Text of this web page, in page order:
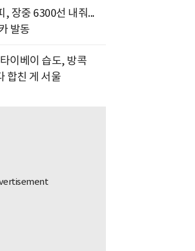
, 장중 6300선 내줘...
발동
이베이 습도, 방콕
합친 게 서울